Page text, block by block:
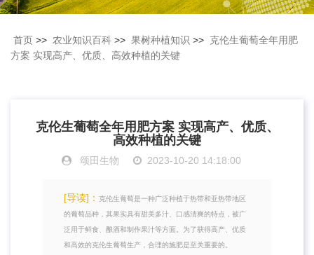
首页 >> 农业知识百科 >> 果树种植知识 >> 克伦生葡萄全年用肥
方案 实现高产、优质、高效种植的关键
克伦生葡萄全年用肥方案 实现高产、优质、
高效种植的关键
颂田生物 2023-10-20 14:18:00
[导读]：
克伦生葡萄是一种广泛种植于热带和亚热带地区
的葡萄品种，其果实具有甜美多汁、口感清爽的特点，被广
泛用于鲜食、酿酒和制作果汁等方面。为了获得高产、优质
和高效的克伦生葡萄生产，合理的施肥是至关重要的。